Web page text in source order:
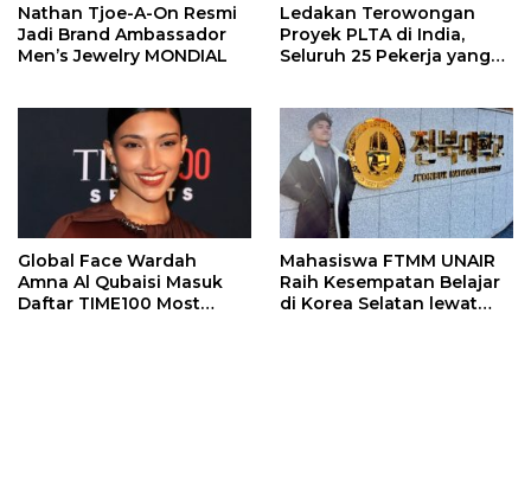
Nathan Tjoe-A-On Resmi
Jadi Brand Ambassador
Men’s Jewelry MONDIAL
Ledakan Terowongan
Proyek PLTA di India,
Seluruh 25 Pekerja yang
Global Face Wardah
Amna Al Qubaisi Masuk
Daftar TIME100 Most
Mahasiswa FTMM UNAIR
Raih Kesempatan Belajar
di Korea Selatan lewat